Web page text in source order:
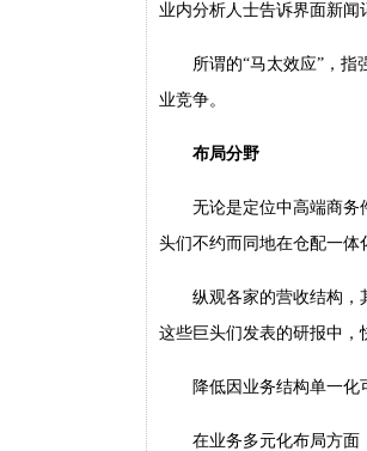
业内分析人士告诉界面新闻
所谓的“马太效应”，
业竞争。
布局分野
无论是定位中高端商务
头们不约而同地在仓配一体
纵观各家的营收结构，
这些巨头们发表的研报中，
降低因业务结构单一化
在业务多元化布局方面